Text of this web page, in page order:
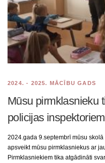
2024. - 2025. MĀCĪBU GADS
Mūsu pirmklasnieku
policijas
2024.gada 9.septembrī mūsu
apsveikt mūsu pirmklasniekus ar
Pirmklasniekiem tika atgādināti